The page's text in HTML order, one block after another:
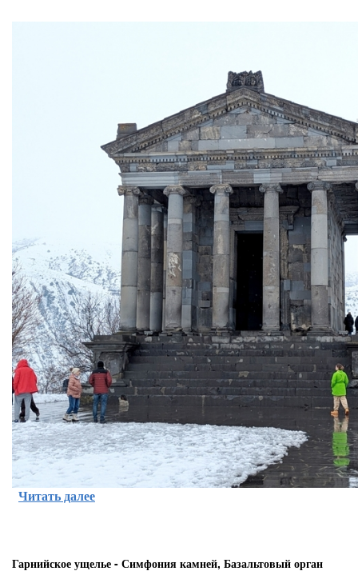
Читать далее
Гарнийское ущелье - Симфония камней, Базальтовый орган